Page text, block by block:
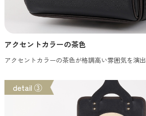
アクセントカラーの茶色
アクセントカラーの茶色が格調高い雰囲気を演出
detail ③